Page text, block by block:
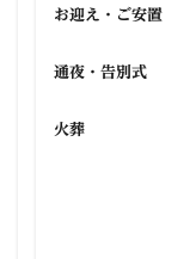
お迎え・ご安置
通夜・告別式
火葬